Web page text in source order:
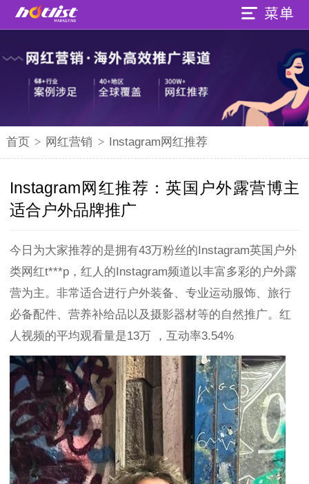
首页 > 网红营销 > Instagram网红推荐
Instagram网红推荐：英国户外露营博主
适合户外品牌推广
今日为大家推荐的是拥有43万粉丝的Instagram英国户外
类网红t***p，红人的Instagram频道以丰富多彩的户外露
营为主。非常适合进行户外装备、专业运动服饰、旅行
必备配件、营养补给品以及摄影器材等的自然推广。红
人视频的平均观看量是13万 ，互动率3.54%